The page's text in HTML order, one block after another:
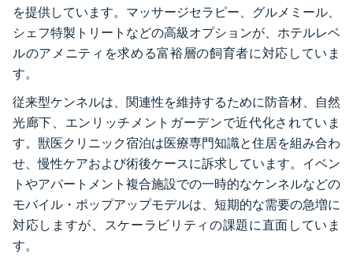
を提供しています。マッサージセラピー、グルメミール、
シェフ特製トリートなどの高級オプションが、ホテルレベ
ルのアメニティを求める富裕層の飼育者に対応していま
す。
従来型ケンネルは、関連性を維持するために防音材、自然
光廊下、エンリッチメントガーデンで近代化されていま
す。獣医クリニック宿泊は医療専門知識と住居を組み合わ
せ、慢性ケアおよび術後ケースに訴求しています。イベン
トやアパートメント複合施設での一時的なケンネルなどの
モバイル・ポップアップモデルは、短期的な需要の急増に
対応しますが、スケーラビリティの課題に直面していま
す。